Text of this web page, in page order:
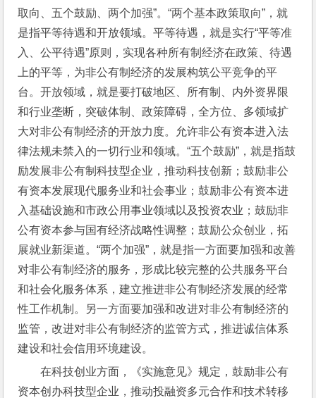
取向、五个鼓励、两个加强”。“两个基本政策取向”，就
是指平等待遇和开放领域。平等待遇，就是实行“平等准
入、公平待遇”原则，实现各种所有制经济在政策、待遇
上的平等，为非公有制经济的发展构筑公平竞争的平
台。开放领域，就是要打破地区、所有制、内外资界限
和行业垄断，突破体制、政策障碍，全方位、多领域扩
大对非公有制经济的开放力度。允许非公有资本进入法
律法规未禁入的一切行业和领域。“五个鼓励”，就是指鼓
励发展非公有制科技型企业，推动科技创新；鼓励非公
有资本发展现代服务业和社会事业；鼓励非公有资本进
入基础设施和市政公用事业领域以及投资农业；鼓励非
公有资本参与国有经济战略性调整；鼓励公众创业，拓
展就业新渠道。“两个加强”，就是指一方面要加强和改善
对非公有制经济的服务，形成比较完整的公共服务平台
和社会化服务体系，建立推进非公有制经济发展的经常
性工作机制。另一方面要加强和改进对非公有制经济的
监管，改进对非公有制经济的监管方式，推进诚信体系
建设和社会信用环境建设。
在科技创业方面，《实施意见》规定，鼓励非公有
资本创办科技型企业，推动投融资多元合作和技术转移